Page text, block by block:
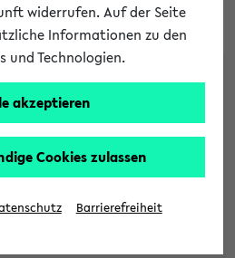
anzeigen oder suchen Sie nach
widerrufen. Auf der Seite
Informationen zu den
und Technologien.
akzeptieren
Cookies zulassen
Barrierefreiheit